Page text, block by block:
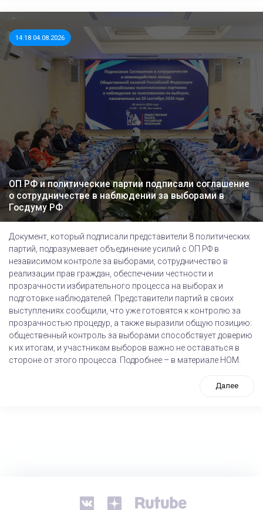
14:18 04.08.2026
ОП РФ и политические партии подписали соглашение
о сотрудничестве в наблюдении за выборами в
Госдуму РФ
Документ, который подписали представители 8 политических
партий, подразумевает объединение усилий с ОП РФ в
независимом контроле за выборами, сотрудничество в
реализации прав граждан, обеспечении честности и
прозрачности избирательного процесса на выборах и
подготовке наблюдателей. Представители партий в своих
выступлениях сообщили, что уже готовятся к контролю за
прозрачностью процедур, а также выразили общую позицию:
общественный контроль за выборами способствует доверию
к их итогам, и участникам выборов важно не оставаться в
стороне от этого процесса. Подробнее – в материале НОМ.
Далее